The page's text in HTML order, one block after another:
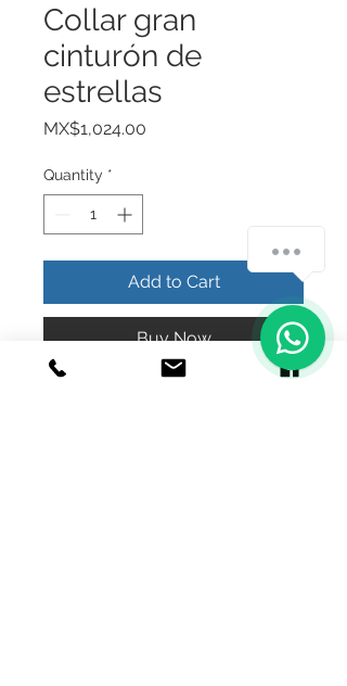
Collar gran
cinturón de
estrellas
MX$1,024.00
Quantity *
Add to Cart
Buy Now
1